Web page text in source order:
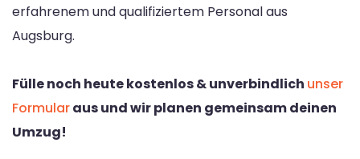
erfahrenem und qualifiziertem Personal aus
Augsburg.
Fülle noch heute kostenlos & unverbindlich unser
Formularaus und wir planen gemeinsam deinen
Umzug!